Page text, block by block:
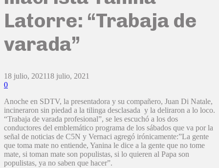
Latorre: “Trabaja de
varada”
18 julio, 202118 julio, 2021
0
Anoche en SDTV, la presentadora y su compañero, Juan Di Natale,
incineraron sin piedad a la tilinga desclasada y la deliraron a lo loco.
“Trabaja de varada profesional”, se les escuchó a los dos
conductores del emblemático programa de los sábados que va por la
señal de noticias de C5N y Vernaci agregó irónicamente:”La gente
que toma mate no entiende, Yanina le dice a la gente que no tome
mate, si toman mate son populistas, si lo quieren al Papa son
populistas, ya no saben que hacer”.